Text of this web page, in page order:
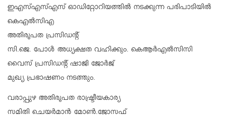
ഇഎസ്എസ്എസ് ഓഡിറ്റോറിയത്തിൽ നടക്കുന്ന പരിപാടിയിൽ
കെഎൽസിഎ
അതിരൂപത പ്രസിഡൻ്റ്
സി.ജെ. പോൾ അധ്യക്ഷത വഹിക്കും. കെആർഎൽസിസി
വൈസ് പ്രസിഡൻ്റ് ഷാജി ജോർജ്
മുഖ്യ പ്രഭാഷണം നടത്തും.
വരാപ്പുഴ അതിരൂപത രാഷ്ട്രീയകാര്യ
സമിതി ചെയർമാൻ മോൺ.ജോസഫ്